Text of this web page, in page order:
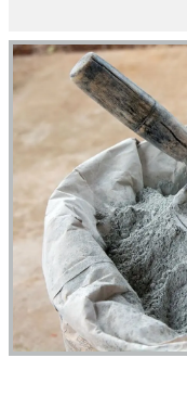
با پیش
شاخص بورس امروز شنبه ۱۷ مرداد